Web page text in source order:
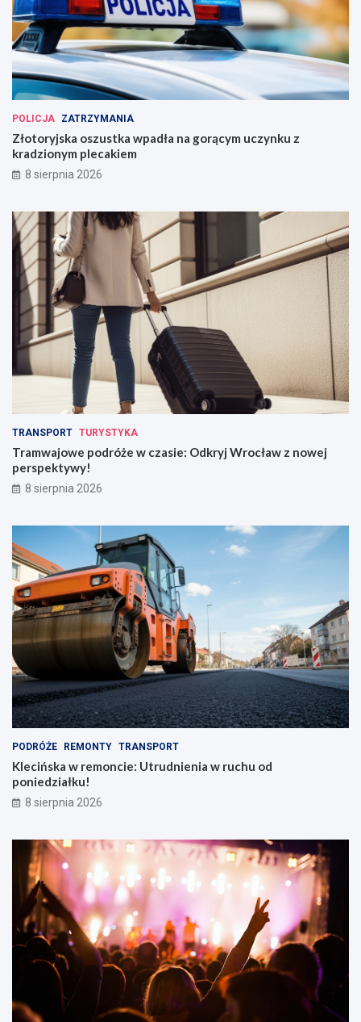
POLICJA ZATRZYMANIA
Złotoryjska oszustka wpadła na gorącym uczynku z
kradzionym plecakiem
8 sierpnia 2026
TRANSPORT TURYSTYKA
Tramwajowe podróże w czasie: Odkryj Wrocław z nowej
perspektywy!
8 sierpnia 2026
PODRÓŻE REMONTY TRANSPORT
Klecińska w remoncie: Utrudnienia w ruchu od
poniedziałku!
8 sierpnia 2026